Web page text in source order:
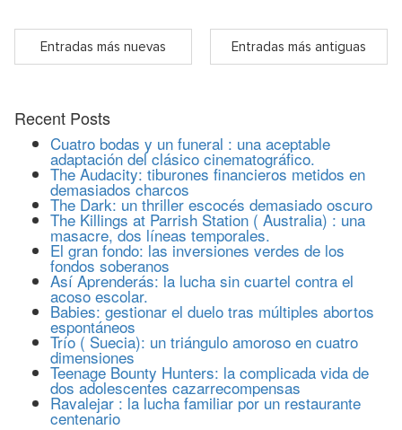
Entradas más nuevas Entradas más antiguas
Recent Posts
Cuatro bodas y un funeral : una aceptable
adaptación del clásico cinematográfico.
The Audacity: tiburones financieros metidos en
demasiados charcos
The Dark: un thriller escocés demasiado oscuro
The Killings at Parrish Station ( Australia) : una
masacre, dos líneas temporales.
El gran fondo: las inversiones verdes de los
fondos soberanos
Así Aprenderás: la lucha sin cuartel contra el
acoso escolar.
Babies: gestionar el duelo tras múltiples abortos
espontáneos
Trío ( Suecia): un triángulo amoroso en cuatro
dimensiones
Teenage Bounty Hunters: la complicada vida de
dos adolescentes cazarrecompensas
Ravalejar : la lucha familiar por un restaurante
centenario